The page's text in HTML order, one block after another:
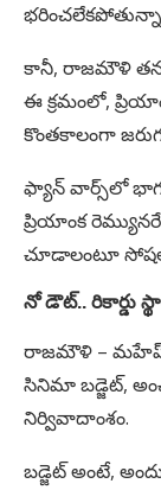
కానీ, రాజమౌళి తన
ఈ క్రమంలో,
కొంతకాలంగా
ఫ్యాన్ వార్స్‌లో
ప్రియాంక
చూడాలంటూ
నో డౌట్.. రికార్డు
రాజమౌళి – మహేష్
సినిమా బడ్జెట్,
నిర్వివాదాంశం.
బడ్జెట్ అంటే,